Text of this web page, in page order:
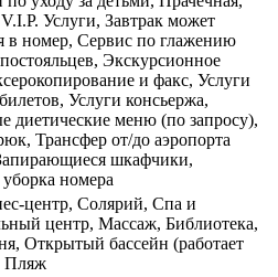
Услуги, Завтрак может
в номер, Сервис по глажению
Экскурсионное
и факс, Услуги
Услуги консьержа,
диетические меню (по запросу),
Трансфер от/до аэропорта
шкафчики,
номера
центр, Солярий, Спа и
центр, Массаж, Библиотека,
Открытый бассейн (работает
Пляж